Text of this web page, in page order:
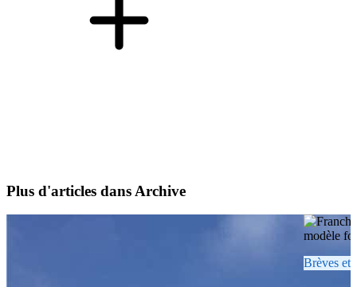
Plus d'articles dans Archive
Brèves et